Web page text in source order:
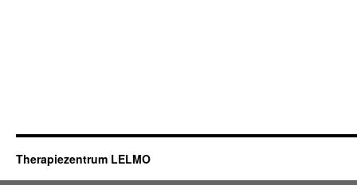
Therapiezentrum LELMO